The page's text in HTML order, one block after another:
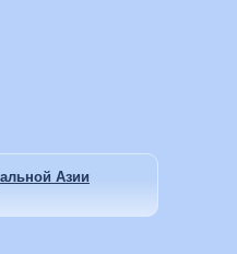
Азии